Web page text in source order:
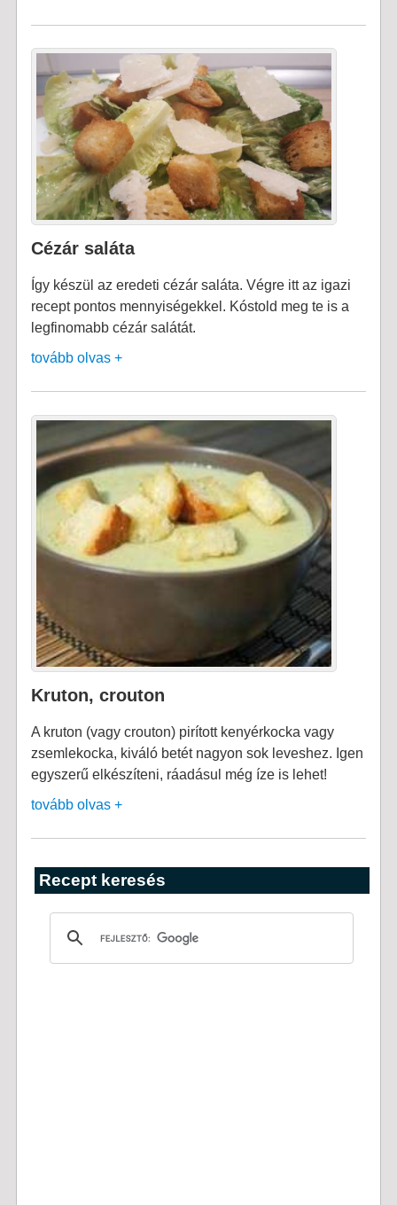
Cézár saláta
Így készül az eredeti cézár saláta. Végre itt az igazi
recept pontos mennyiségekkel. Kóstold meg te is a
legfinomabb cézár salátát.
tovább olvas +
Kruton, crouton
A kruton (vagy crouton) pirított kenyérkocka vagy
zsemlekocka, kiváló betét nagyon sok leveshez. Igen
egyszerű elkészíteni, ráadásul még íze is lehet!
tovább olvas +
Recept keresés